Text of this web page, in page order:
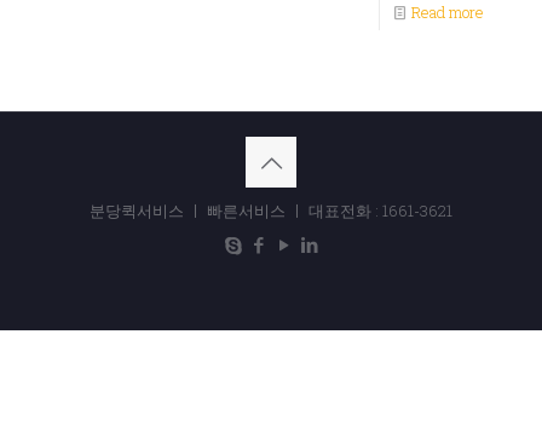
Read more
분당퀵서비스 ㅣ 빠른서비스 ㅣ 대표전화 : 1661-3621